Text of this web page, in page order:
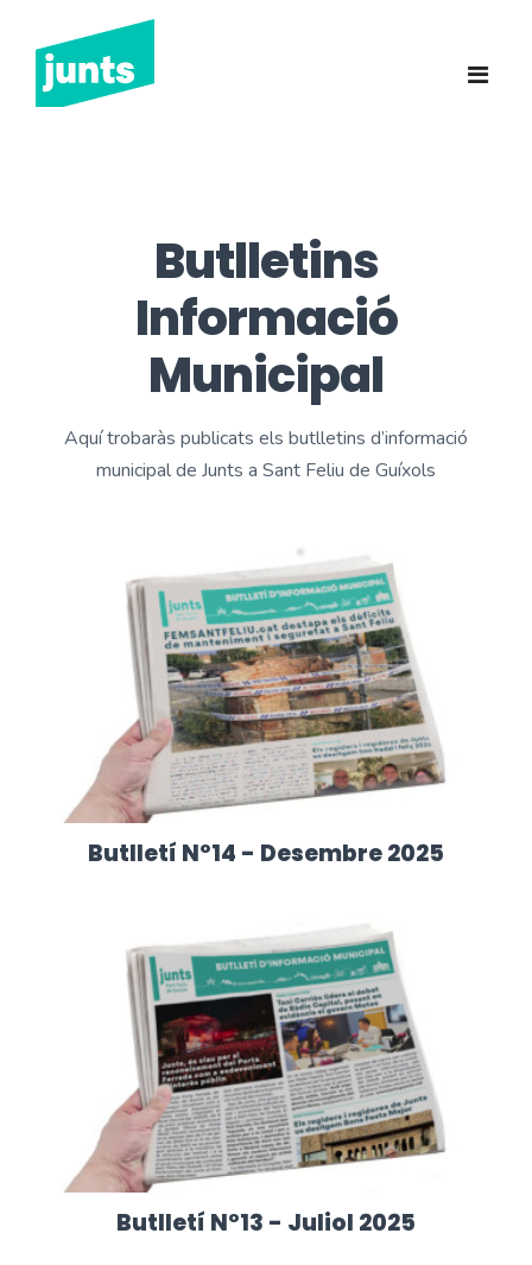
Junts Sant Feliu de
Guíxols
BUTLLETINS
INCIDÈNCIES
CONTACTE
Butlletins
Informació
Municipal
Aquí trobaràs publicats els butlletins d’informació
municipal de Junts a Sant Feliu de Guíxols
Butlletí Nº14 - Desembre 2025
Butlletí Nº13 - Juliol 2025